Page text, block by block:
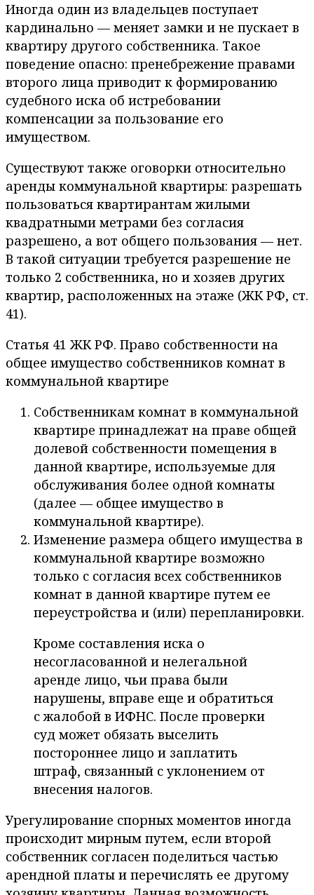
Иногда один из владельцев поступает
кардинально — меняет замки и не пускает в
квартиру другого собственника. Такое
поведение опасно: пренебрежение правами
второго лица приводит к формированию
судебного иска об истребовании
компенсации за пользование его
имуществом.
Существуют также оговорки относительно
аренды коммунальной квартиры: разрешать
пользоваться квартирантам жилыми
квадратными метрами без согласия
разрешено, а вот общего пользования — нет.
В такой ситуации требуется разрешение не
только 2 собственника, но и хозяев других
квартир, расположенных на этаже (ЖК РФ, ст.
41).
Статья 41 ЖК РФ. Право собственности на
общее имущество собственников комнат в
коммунальной квартире
Собственникам комнат в коммунальной
квартире принадлежат на праве общей
долевой собственности помещения в
данной квартире, используемые для
обслуживания более одной комнаты
(далее — общее имущество в
коммунальной квартире).
Изменение размера общего имущества в
коммунальной квартире возможно
только с согласия всех собственников
комнат в данной квартире путем ее
переустройства и (или) перепланировки.
Кроме составления иска о
несогласованной и нелегальной
аренде лицо, чьи права были
нарушены, вправе еще и обратиться
с жалобой в ИФНС. После проверки
суд может обязать выселить
постороннее лицо и заплатить
штраф, связанный с уклонением от
внесения налогов.
Урегулирование спорных моментов иногда
происходит мирным путем, если второй
собственник согласен поделиться частью
арендной платы и перечислять ее другому